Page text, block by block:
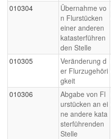
010304
Übernahme vo
n Flurstücken
einer anderen
katasterführen
den Stelle
010305
Veränderung d
er Flurzugehöri
gkeit
010306
Abgabe von Fl
urstücken an ei
ne andere kata
sterführenden
Stelle